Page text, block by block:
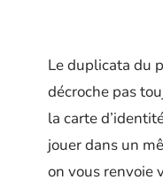
Le duplicata du
décroche pas
la carte
jouer dans un
on vous renvoie